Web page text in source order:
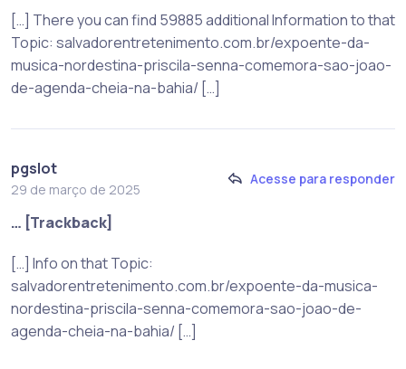
[…] There you can find 59885 additional Information to that
Topic: salvadorentretenimento.com.br/expoente-da-
musica-nordestina-priscila-senna-comemora-sao-joao-
de-agenda-cheia-na-bahia/ […]
pgslot
29 de março de 2025
Acesse para responder
… [Trackback]
[…] Info on that Topic:
salvadorentretenimento.com.br/expoente-da-musica-
nordestina-priscila-senna-comemora-sao-joao-de-
agenda-cheia-na-bahia/ […]